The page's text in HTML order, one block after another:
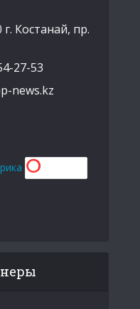
г. Костанай, пр.
27-53
news.kz